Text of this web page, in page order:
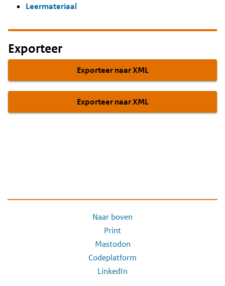
Leermateriaal
Exporteer
Exporteer naar XML
Exporteer naar XML
Naar boven
Print
Mastodon
Codeplatform
LinkedIn